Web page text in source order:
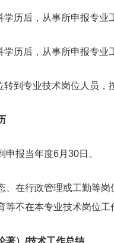
后，从事所申报专业工
后，从事所申报专业工
专业技术岗位人员，
报当年度6月30日。
在行政管理或工勤等岗
等不在本专业技术岗位工